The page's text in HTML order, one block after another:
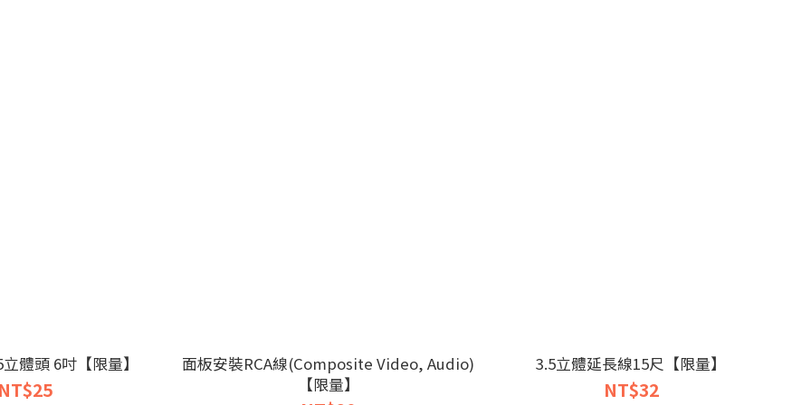
體頭 6吋【限量】
NT$25
面板安裝RCA線(Composite Video, Audio)
【限量】
3.5立體延長線15尺【限量】
NT$32